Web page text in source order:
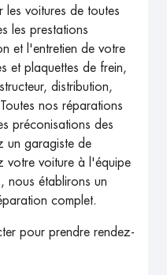
les voitures de toutes
les prestations
et l'entretien de votre
et plaquettes de frein,
distribution,
nos réparations
préconisations des
un garagiste de
votre voiture à l'équipe
nous établirons un
complet.
pour prendre rendez-